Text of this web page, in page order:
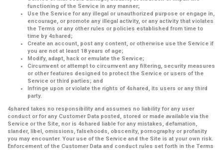
functioning of the Service in any manner;
Use the Service for any illegal or unauthorized purpose or engage in,
encourage, or promote any illegal activity, or any activity that violates
the Terms or any other rules or policies established from time to
time by 4shared;
Create an account, post any content, or otherwise use the Service if
you are not at least 18 years of age;
Modify, adapt, hack or emulate the Service;
Circumvent or attempt to circumvent any filtering, security measures
or other features designed to protect the Service or users of the
Service or third parties; and
Infringe upon or violate the rights of 4shared, its users or any third
party.
4shared takes no responsibility and assumes no liability for any user
conduct or for any Customer Data posted, stored or made available via the
Service or the Site, nor is 4shared liable for any mistakes, defamation,
slander, libel, omissions, falsehoods, obscenity, pornography or profanity
you may encounter. Your use of the Service and the Site is at your own risk.
Enforcement of the Customer Data and conduct rules set forth in the Terms